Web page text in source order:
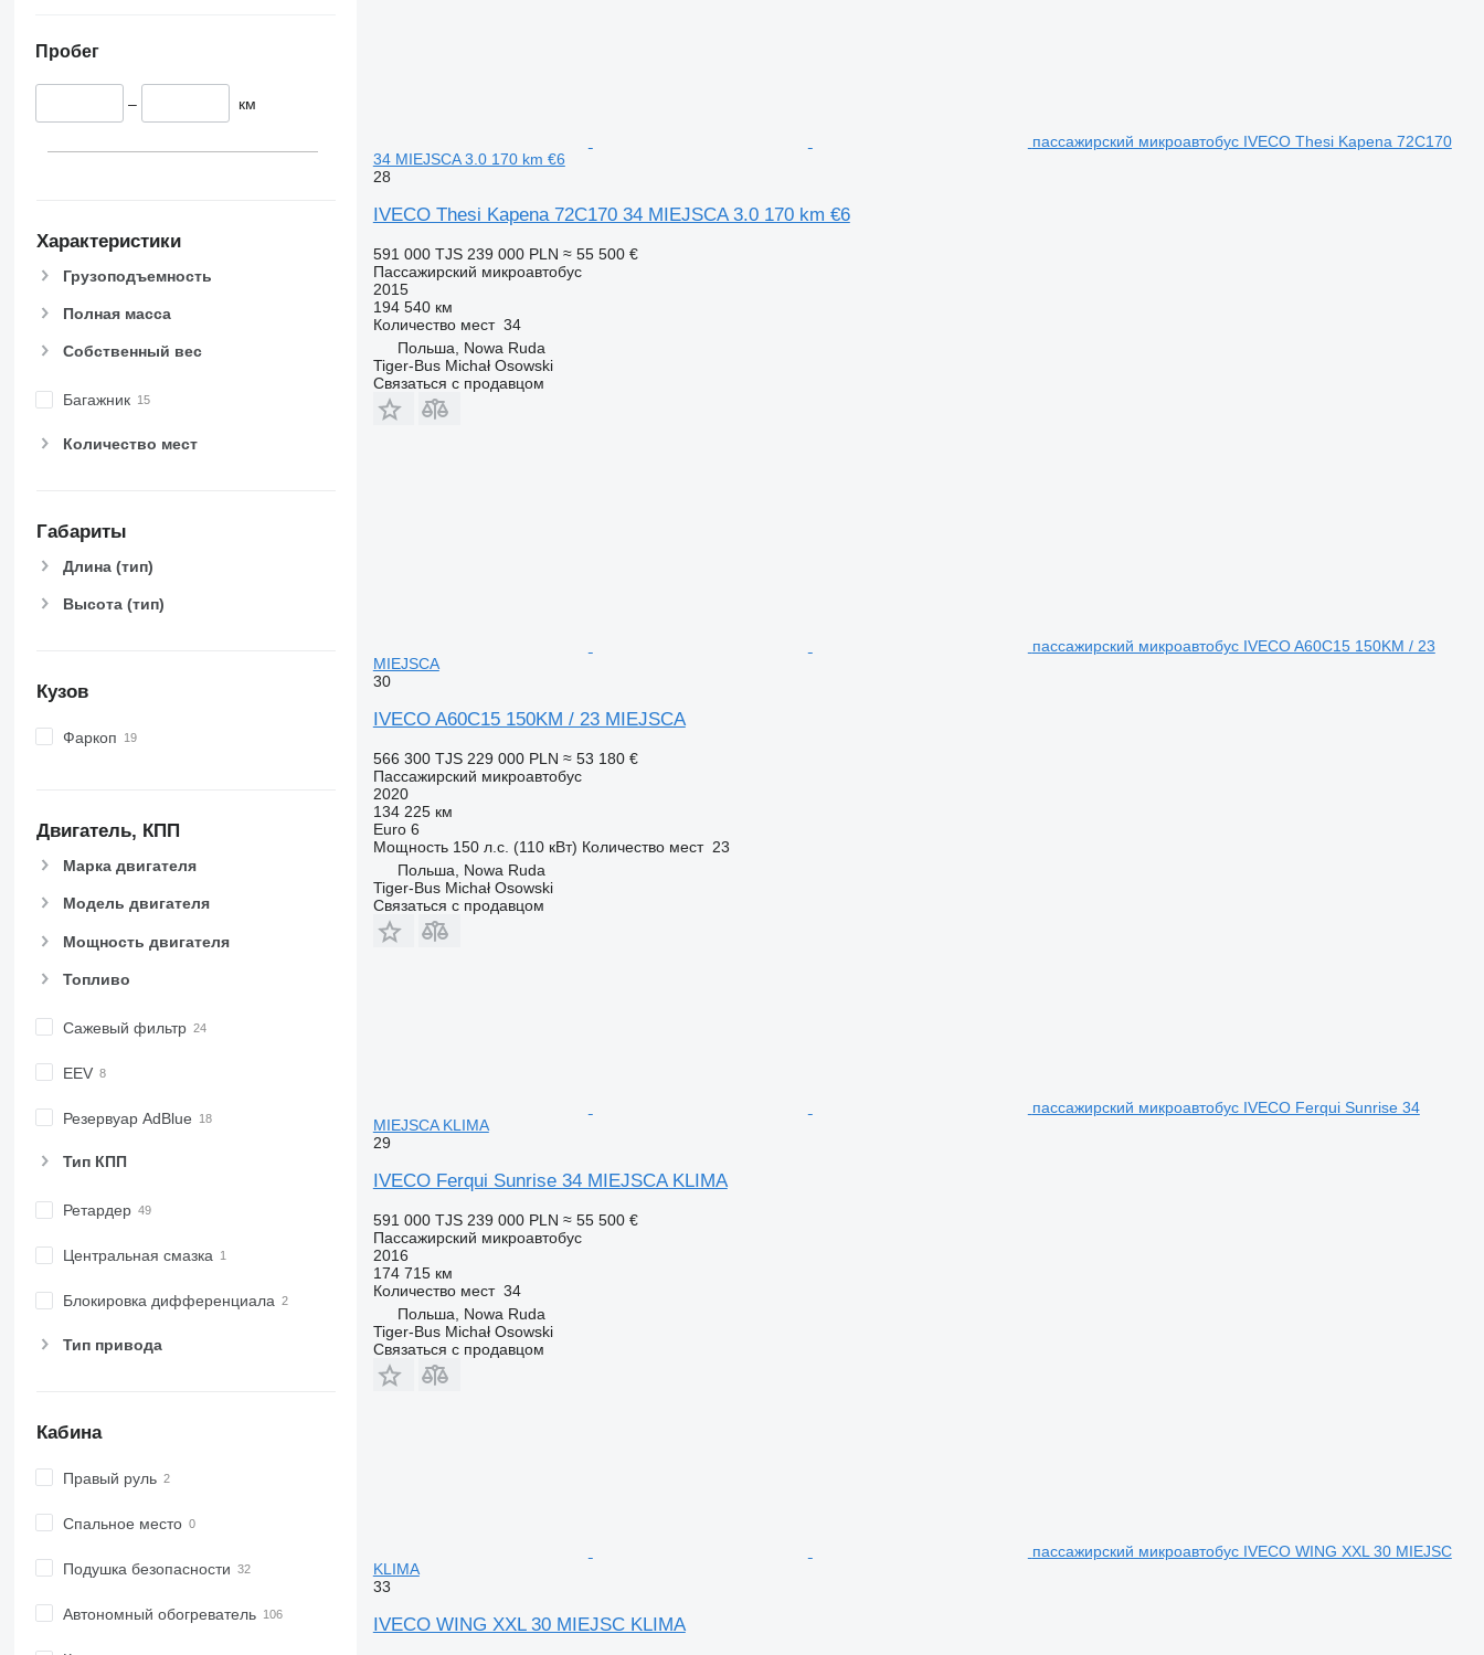
Пробег
– км
Характеристики
Грузоподъемность
Полная масса
Собственный вес
Багажник
Количество мест
Габариты
Длина (тип)
Высота (тип)
Кузов
Фаркоп
Двигатель, КПП
Марка двигателя
Модель двигателя
Мощность двигателя
Топливо
Сажевый фильтр
EEV
Резервуар AdBlue
Тип КПП
Ретардер
Центральная смазка
Блокировка дифференциала
Тип привода
Кабина
Правый руль
Спальное место
Подушка безопасности
Автономный обогреватель
пассажирский микроавтобус IVECO Thesi Kapena 72C170
34 MIEJSCA 3.0 170 km €6
28
IVECO Thesi Kapena 72C170 34 MIEJSCA 3.0 170 km €6
591 000 TJS 239 000 PLN ≈ 55 500 €
Пассажирский микроавтобус
2015
194 540 км
Количество мест 34
Польша, Nowa Ruda
Tiger-Bus Michał Osowski
Связаться с продавцом
пассажирский микроавтобус IVECO A60C15 150KM / 23
MIEJSCA
30
IVECO A60C15 150KM / 23 MIEJSCA
566 300 TJS 229 000 PLN ≈ 53 180 €
Пассажирский микроавтобус
2020
134 225 км
Euro 6
Мощность 150 л.с. (110 кВт) Количество мест 23
Польша, Nowa Ruda
Tiger-Bus Michał Osowski
Связаться с продавцом
пассажирский микроавтобус IVECO Ferqui Sunrise 34
MIEJSCA KLIMA
29
IVECO Ferqui Sunrise 34 MIEJSCA KLIMA
591 000 TJS 239 000 PLN ≈ 55 500 €
Пассажирский микроавтобус
2016
174 715 км
Количество мест 34
Польша, Nowa Ruda
Tiger-Bus Michał Osowski
Связаться с продавцом
пассажирский микроавтобус IVECO WING XXL 30 MIEJSC
KLIMA
33
IVECO WING XXL 30 MIEJSC KLIMA